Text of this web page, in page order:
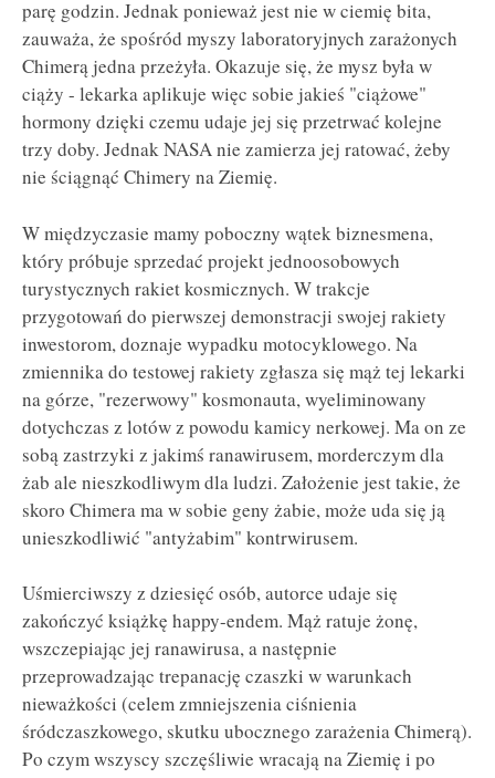
parę godzin. Jednak ponieważ jest nie w ciemię bita,
zauważa, że spośród myszy laboratoryjnych zarażonych
Chimerą jedna przeżyła. Okazuje się, że mysz była w
ciąży - lekarka aplikuje więc sobie jakieś "ciążowe"
hormony dzięki czemu udaje jej się przetrwać kolejne
trzy doby. Jednak NASA nie zamierza jej ratować, żeby
nie ściągnąć Chimery na Ziemię.
W międzyczasie mamy poboczny wątek biznesmena,
który próbuje sprzedać projekt jednoosobowych
turystycznych rakiet kosmicznych. W trakcje
przygotowań do pierwszej demonstracji swojej rakiety
inwestorom, doznaje wypadku motocyklowego. Na
zmiennika do testowej rakiety zgłasza się mąż tej lekarki
na górze, "rezerwowy" kosmonauta, wyeliminowany
dotychczas z lotów z powodu kamicy nerkowej. Ma on ze
sobą zastrzyki z jakimś ranawirusem, morderczym dla
żab ale nieszkodliwym dla ludzi. Założenie jest takie, że
skoro Chimera ma w sobie geny żabie, może uda się ją
unieszkodliwić "antyżabim" kontrwirusem.
Uśmierciwszy z dziesięć osób, autorce udaje się
zakończyć książkę happy-endem. Mąż ratuje żonę,
wszczepiając jej ranawirusa, a następnie
przeprowadzając trepanację czaszki w warunkach
nieważkości (celem zmniejszenia ciśnienia
śródczaszkowego, skutku ubocznego zarażenia Chimerą).
Po czym wszyscy szczęśliwie wracają na Ziemię i po